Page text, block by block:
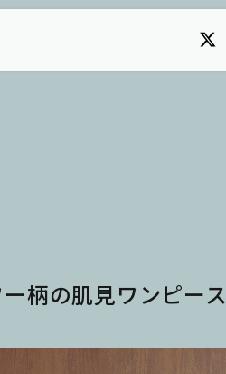
柄の肌見ワンピース